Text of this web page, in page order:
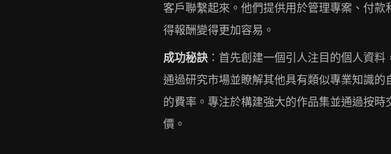
客戶聯繫起來。他們提供用於管理專案、付
得報酬變得更加容易。
成功秘訣 ：首先創建一個引人注目的個人資
通過研究市場並瞭解其他具有類似專業知識
的費率。專注於構建強大的作品集並通過按
價。